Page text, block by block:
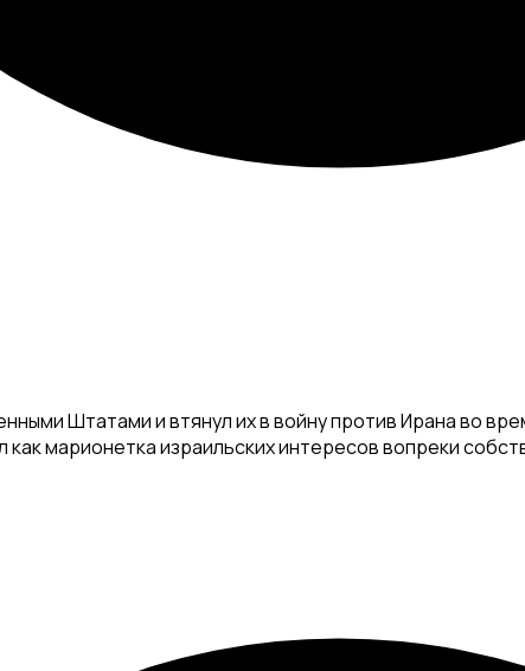
Штатами и втянул их в войну против Ирана во
марионетка израильских интересов вопреки